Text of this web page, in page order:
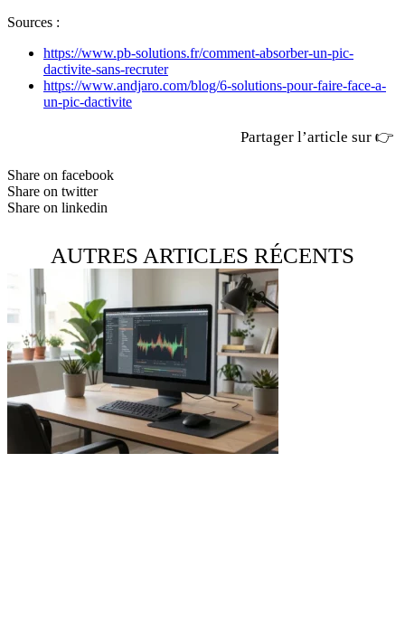
Sources :
https://www.pb-solutions.fr/comment-absorber-un-pic-
dactivite-sans-recruter
https://www.andjaro.com/blog/6-solutions-pour-faire-face-a-
un-pic-dactivite
Partager l’article sur 👉
Share on facebook
Share on twitter
Share on linkedin
AUTRES ARTICLES RÉCENTS